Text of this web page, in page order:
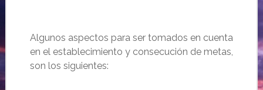
Algunos aspectos para ser tomados en cuenta
en el establecimiento y consecución de metas,
son los siguientes: